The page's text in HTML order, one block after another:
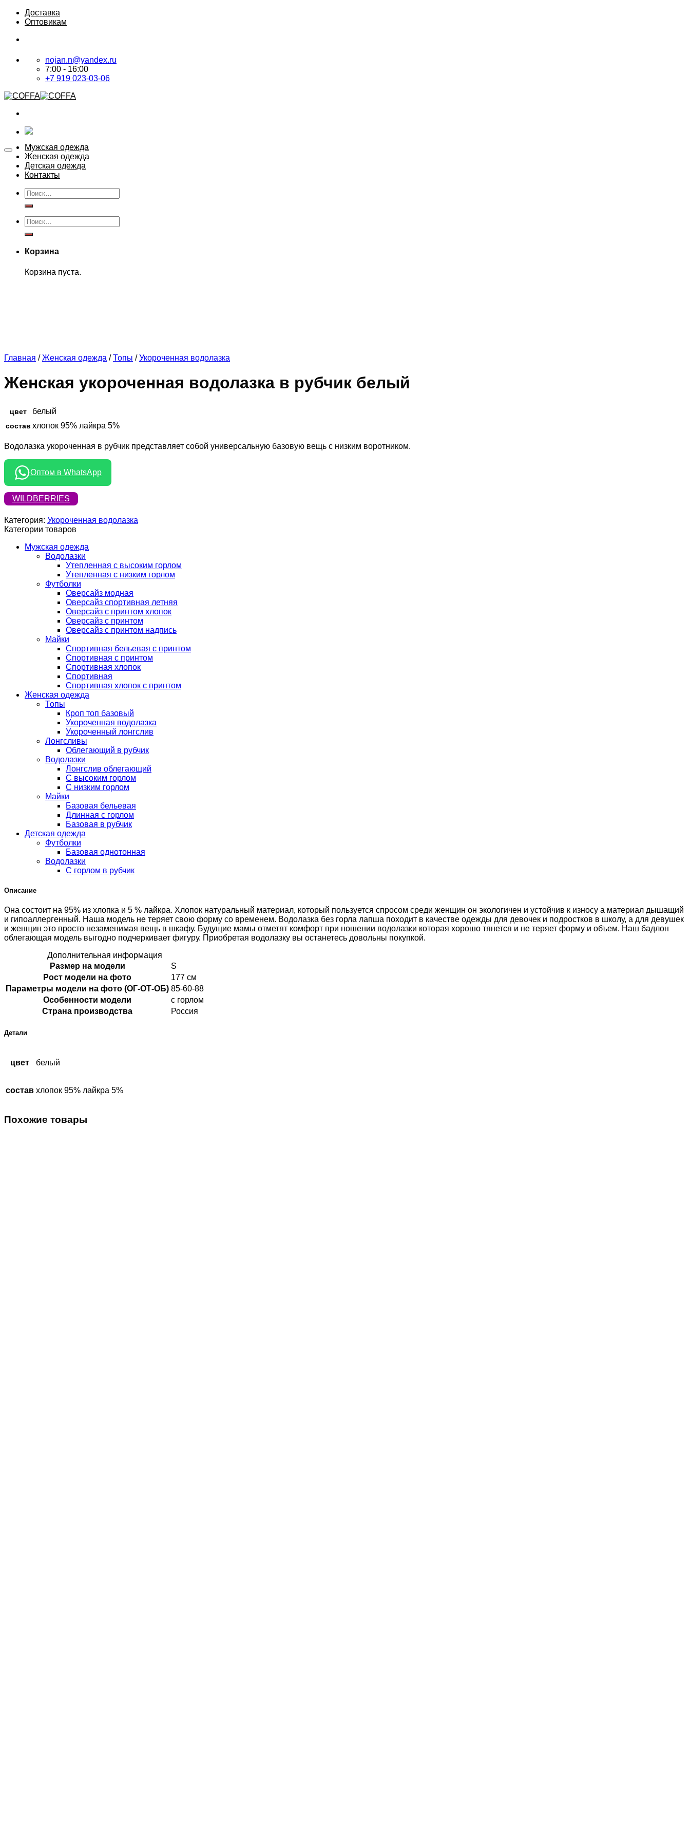
Skip
Доставка
Оптовикам
nojan.n@yandex.ru
7:00 - 16:00
+7 919 023-03-06
Мужская одежда
Женская одежда
Детская одежда
Контакты
Искать:
Искать:
Корзина
Корзина пуста.
Главная / Женская одежда / Топы / Укороченная водолазка
Женская укороченная водолазка в рубчик белый
цвет белый
состав хлопок 95% лайкра 5%
Водолазка укороченная в рубчик представляет собой универсальную базовую вещь с низким воротником.
Оптом в WhatsApp
WILDBERRIES
Категория: Укороченная водолазка
Категории товаров
Мужская одежда
Водолазки
Утепленная с высоким горлом
Утепленная с низким горлом
Футболки
Оверсайз модная
Оверсайз спортивная летняя
Оверсайз с принтом хлопок
Оверсайз с принтом
Оверсайз с принтом надпись
Майки
Спортивная бельевая с принтом
Спортивная с принтом
Спортивная хлопок
Спортивная
Спортивная хлопок с принтом
Женская одежда
Топы
Кроп топ базовый
Укороченная водолазка
Укороченный лонгслив
Лонгсливы
Облегающий в рубчик
Водолазки
Лонгслив облегающий
С высоким горлом
С низким горлом
Майки
Базовая бельевая
Длинная с горлом
Базовая в рубчик
Детская одежда
Футболки
Базовая однотонная
Водолазки
С горлом в рубчик
Описание
Она состоит на 95% из хлопка и 5 % лайкра. Хлопок натуральный материал, который пользуется спросом среди женщин он экологичен и устойчив к износу а материал дышащий
и гипоаллергенный. Наша модель не теряет свою форму со временем. Водолазка без горла лапша походит в качестве одежды для девочек и подростков в школу, а для девушек
и женщин это просто незаменимая вещь в шкафу. Будущие мамы отметят комфорт при ношении водолазки которая хорошо тянется и не теряет форму и объем. Наш бадлон
облегающая модель выгодно подчеркивает фигуру. Приобретая водолазку вы останетесь довольны покупкой.
Дополнительная информация
Размер на модели
S
Рост модели на фото
177 см
Параметры модели на фото (ОГ-ОТ-ОБ) 85-60-88
Особенности модели
с горлом
Страна производства
Россия
Детали
цвет белый
состав хлопок 95% лайкра 5%
Похожие товары